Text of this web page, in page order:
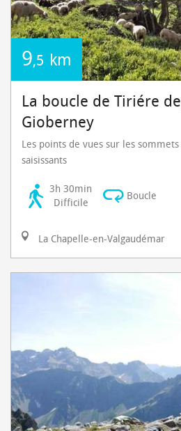
9,5 km
La boucle de Tiriére
Gioberney
Les points de vues sur les
saisissants
3h 30min
Difficile
Boucle
La Chapelle-en-Valgaudémar